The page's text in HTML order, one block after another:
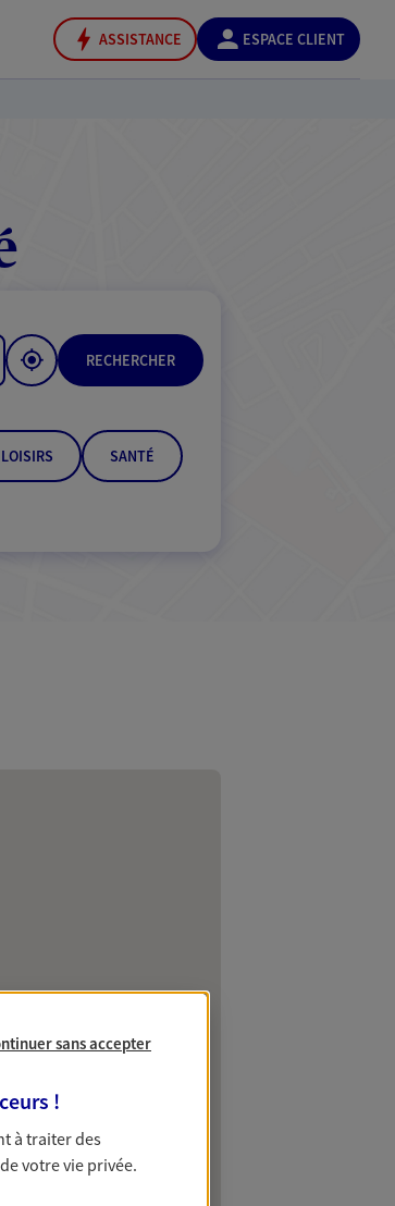
ASSISTANCE ESPACE CLIENT
RECHERCHER
SANTÉ
sans accepter
!
à traiter des
votre vie privée.